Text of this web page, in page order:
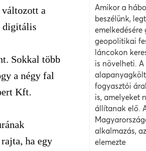
változott a
digitális
Sokkal több
a négy fal
Kft.
ha egy
Amikor a
beszélünk,
geopolitikai
láncokon
is növelheti.
fogyasztói
is, amelyeket
állítanak elő.
alkalmazás,
elemezte